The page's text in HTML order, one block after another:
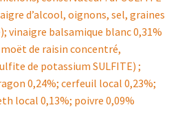
d’alcool, oignons, sel, graines
vinaigre balsamique blanc 0,31%
de raisin concentré,
de potassium SULFITE) ;
0,24%; cerfeuil local 0,23%;
local 0,13%; poivre 0,09%